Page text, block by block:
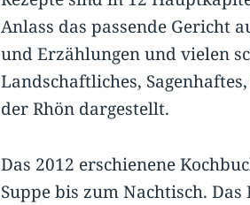
Anlass das passende Gericht
und Erzählungen und vielen
Landschaftliches,
der Rhön dargestellt.
Das 2012 erschienene
Sup­pe bis zum Nach­tisch.